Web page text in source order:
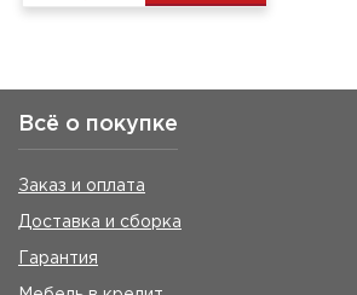
Всё о покупке
Заказ и оплата
Доставка и сборка
Гарантия